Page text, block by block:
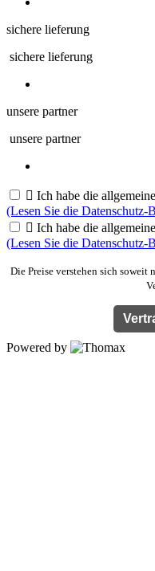
sichere lieferung
sichere lieferung
unsere partner
unsere partner
 Ich habe die
(Lesen Sie die Datenschutz-
 Ich habe die
(Lesen Sie die Datenschutz-
Die Preise verstehen sich soweit
Powered by